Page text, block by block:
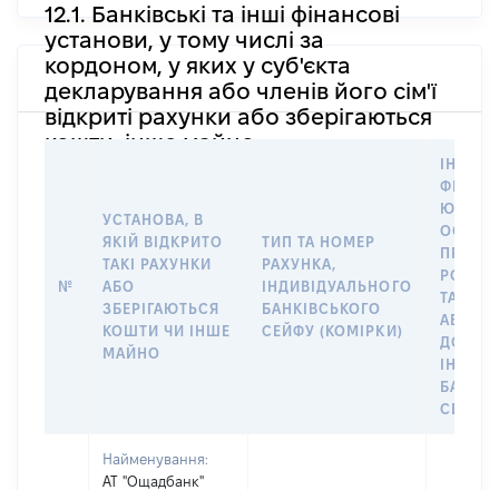
12.1. Банківські та інші фінансові
установи, у тому числі за
кордоном, у яких у суб'єкта
декларування або членів його сім'ї
відкриті рахунки або зберігаються
кошти, інше майно
№
УСТАНОВА, В
ЯКІЙ ВІДКРИТО
ТАКІ РАХУНКИ
АБО
ЗБЕРІГАЮТЬСЯ
КОШТИ ЧИ ІНШЕ
МАЙНО
ТИП ТА НОМЕР
РАХУНКА,
ІНДИВІДУАЛЬНОГО
БАНКІВСЬКОГО
СЕЙФУ (КОМІРКИ)
ПРАВО
ТАКИМ
АБО
ДО
СЕЙФУ
Найменування:
АТ "Ощадбанк"